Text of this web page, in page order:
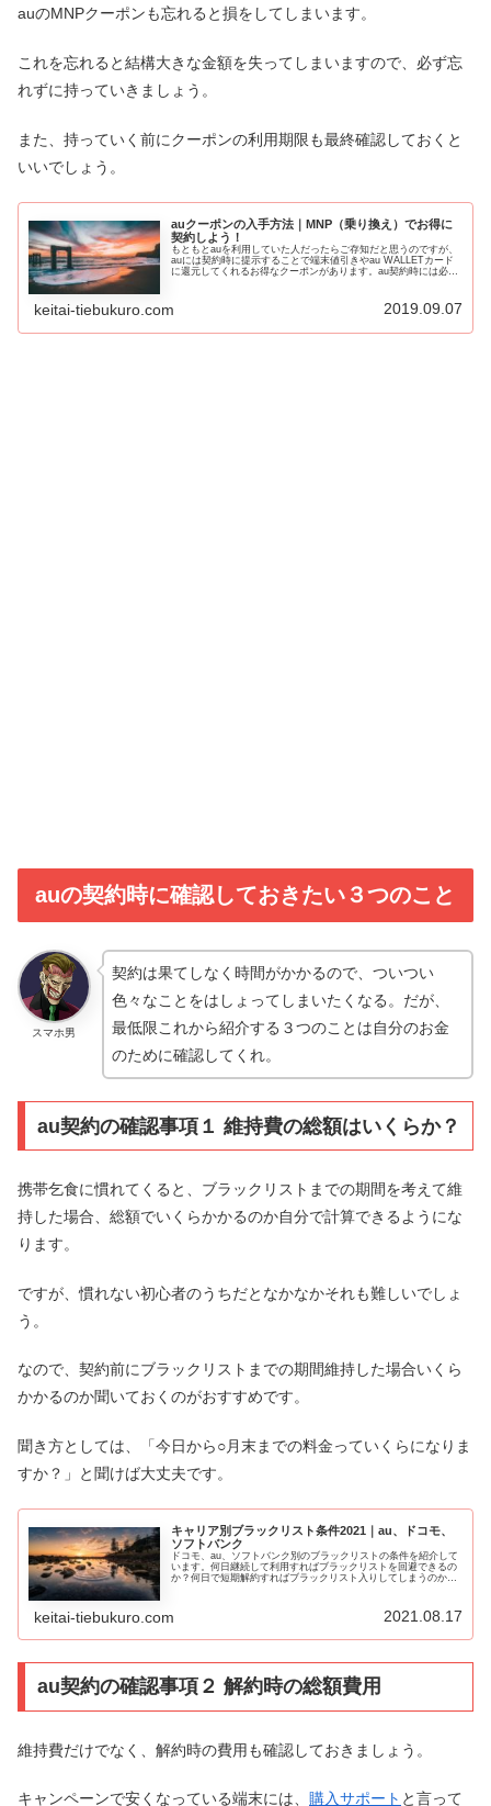
auのMNPクーポンも忘れると損をしてしまいます。
これを忘れると結構大きな金額を失ってしまいますので、必ず忘
れずに持っていきましょう。
また、持っていく前にクーポンの利用期限も最終確認しておくと
いいでしょう。
auクーポンの入手方法｜MNP（乗り換え）でお得に
契約しよう！
もともとauを利用していた人だったらご存知だと思うのですが、
auには契約時に提示することで端末値引きやau WALLETカード
に還元してくれるお得なクーポンがあります。au契約時には必ず
keitai-tiebukuro.com 2019.09.07
auの契約時に確認しておきたい３つのこと
スマホ男
契約は果てしなく時間がかかるので、ついつい
色々なことをはしょってしまいたくなる。だが、
最低限これから紹介する３つのことは自分のお金
のために確認してくれ。
au契約の確認事項１ 維持費の総額はいくらか？
携帯乞食に慣れてくると、ブラックリストまでの期間を考えて維
持した場合、総額でいくらかかるのか自分で計算できるようにな
ります。
ですが、慣れない初心者のうちだとなかなかそれも難しいでしょ
う。
なので、契約前にブラックリストまでの期間維持した場合いくら
かかるのか聞いておくのがおすすめです。
聞き方としては、「今日から○月末までの料金っていくらになりま
すか？」と聞けば大丈夫です。
キャリア別ブラックリスト条件2021｜au、ドコモ、
ソフトバンク
ドコモ、au、ソフトバンク別のブラックリストの条件を紹介して
います。何日継続して利用すればブラックリストを回避できるの
か？何日で短期解約すればブラックリスト入りしてしまうのか？
keitai-tiebukuro.com 2021.08.17
au契約の確認事項２ 解約時の総額費用
維持費だけでなく、解約時の費用も確認しておきましょう。
キャンペーンで安くなっている端末には、 購入サポート と言って